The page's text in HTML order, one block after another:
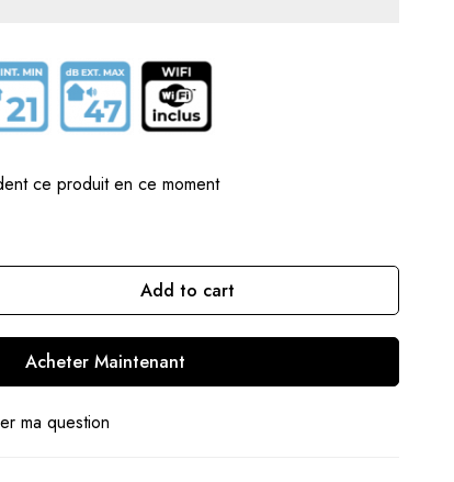
ce produit en ce moment
Add to cart
Acheter Maintenant
ma question